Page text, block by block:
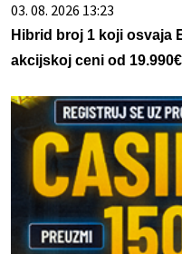
03. 08. 2026 13:23
Hibrid broj 1 koji osvaja
akcijskoj ceni od